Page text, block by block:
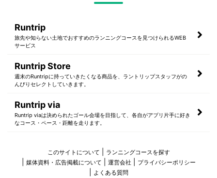
Runtrip
旅先や知らない土地でおすすめのランニングコースを見つけられるWEB
サービス
Runtrip Store
週末のRuntripに持っていきたくなる商品を、ラントリップスタッフがの
んびりセレクトしていきます。
Runtrip via
Runtrip viaは決められたゴール会場を目指して、各自がアプリ片手に好き
なコース・ペース・距離を走ります。
このサイトについて
ランニングコースを探す
媒体資料・広告掲載について
運営会社
プライバシーポリシー
よくある質問